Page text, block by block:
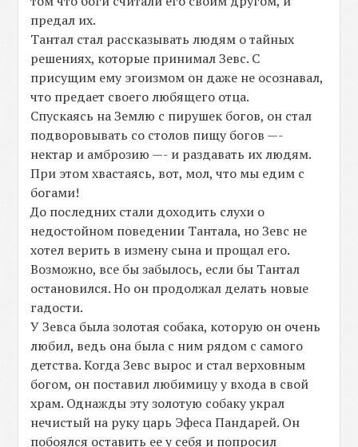
предал их.
Тантал стал рассказывать людям о тайных
решениях, которые принимал Зевс. С
присущим ему эгоизмом он даже не осознавал,
что предает своего любящего отца.
Спускаясь на Землю с пирушек богов, он стал
подворовывать со столов пищу богов —-
нектар и амброзию —- и раздавать их людям.
При этом хвастаясь, вот, мол, что мы едим с
богами!
До последних стали доходить слухи о
недостойном поведении Тантала, но Зевс не
хотел верить в измену сына и прощал его.
Возможно, все бы забылось, если бы Тантал
остановился. Но он продолжал делать новые
гадости.
У Зевса была золотая собака, которую он очень
любил, ведь она была с ним рядом с самого
детства. Когда Зевс вырос и стал верховным
богом, он поставил любимицу у входа в свой
храм. Однажды эту золотую собаку украл
нечистый на руку царь Эфеса Пандарей. Он
побоялся оставить ее у себя и попросил